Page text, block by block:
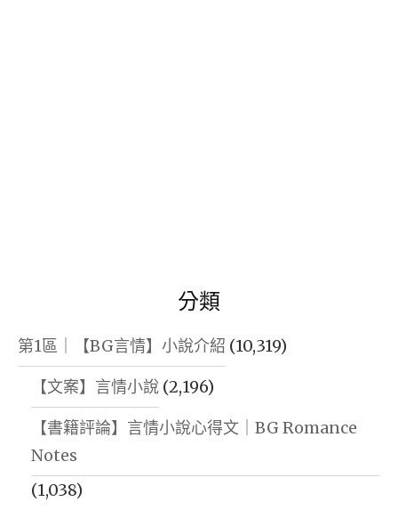
分類
第1區｜【BG言情】小說介紹 (10,319)
【文案】言情小說 (2,196)
【書籍評論】言情小說心得文｜BG Romance
Notes
(1,038)